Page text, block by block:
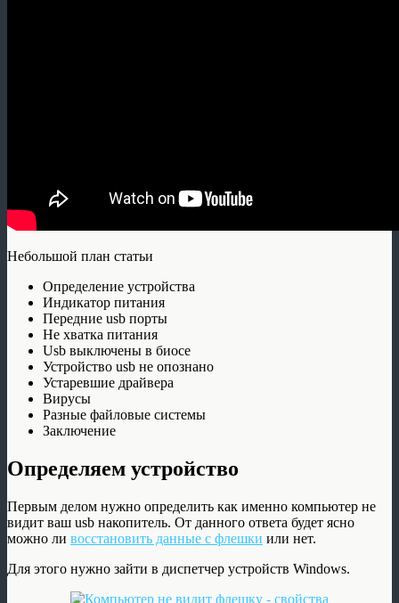
Небольшой план статьи
Определение устройства
Индикатор питания
Передние usb порты
Не хватка питания
Usb выключены в биосе
Устройство usb не опознано
Устаревшие драйвера
Вирусы
Разные файловые системы
Заключение
Определяем устройство
Первым делом нужно определить как именно компьютер не
видит ваш usb накопитель. От данного ответа будет ясно
можно ли восстановить данные с флешки или нет.
Для этого нужно зайти в диспетчер устройств Windows.